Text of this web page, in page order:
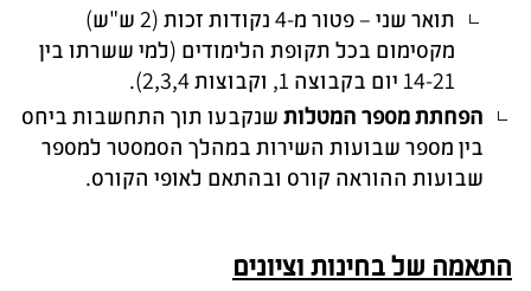
תואר שני – פטור מ-4 נקודות זכות (2 ש"ש)
מקסימום בכל תקופת הלימודים (למי ששרתו בין
14-21 יום בקבוצה 1, וקבוצות 2,3,4).
הפחתת מספר המטלותשנקבעו תוך התחשבות ביחס
בין מספר שבועות השירות במהלך הסמסטר למספר
שבועות ההוראה קורס ובהתאם לאופי הקורס.
התאמה של בחינות וציונים